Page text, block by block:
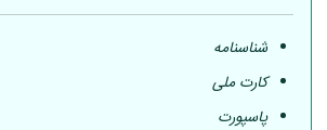
شناسنامه
کارت ملی
پاسپورت